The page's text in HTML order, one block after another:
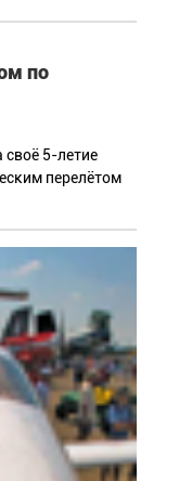
по
5-летие
перелётом